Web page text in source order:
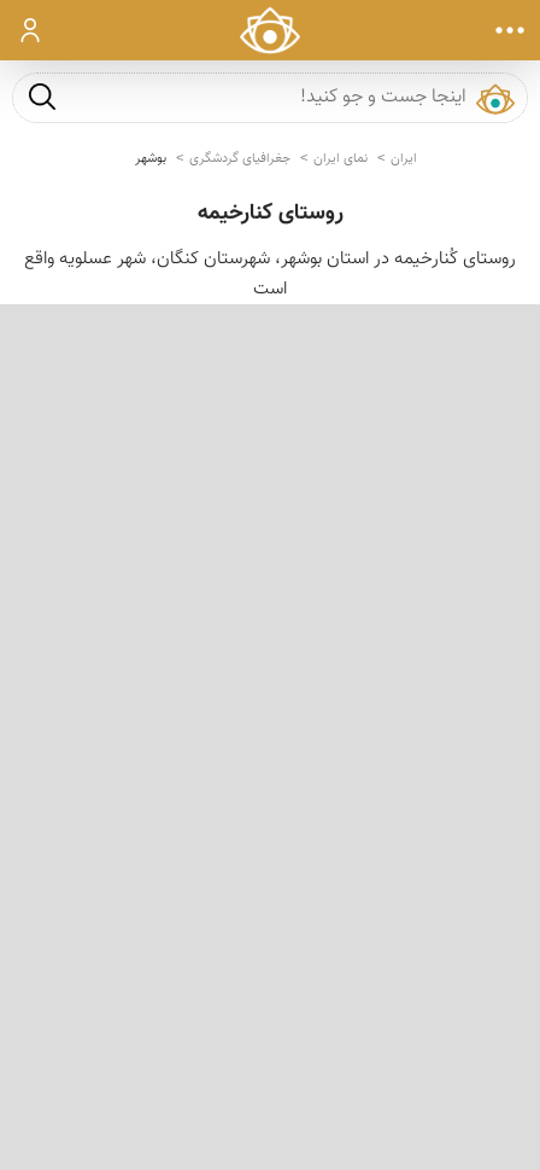
ورود
جست و
ایران نمای ایران جغرافیای گردشگری بوشهر
روستای کنارخیمه
روستای کُنارخیمه در استان بوشهر، شهرستان كنگان، شهر عسلویه واقع
است